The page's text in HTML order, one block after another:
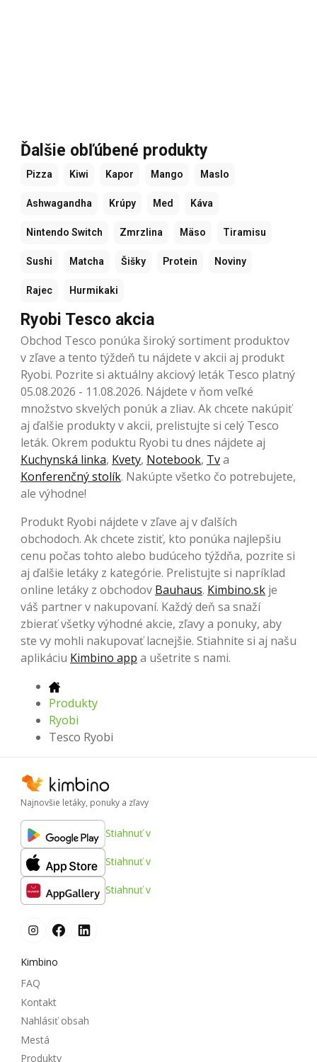
Ďalšie obľúbené produkty
Pizza Kiwi Kapor Mango Maslo
Ashwagandha Krúpy Med Káva
Nintendo Switch Zmrzlina Mäso Tiramisu
Sushi Matcha Šišky Protein Noviny
Rajec Hurmikaki
Ryobi Tesco akcia
Obchod Tesco ponúka široký sortiment produktov
v zľave a tento týždeň tu nájdete v akcii aj produkt
Ryobi. Pozrite si aktuálny akciový leták Tesco platný
05.08.2026 - 11.08.2026. Nájdete v ňom veľké
množstvo skvelých ponúk a zliav. Ak chcete nakúpiť
aj ďalšie produkty v akcii, prelistujte si celý Tesco
leták. Okrem poduktu Ryobi tu dnes nájdete aj
Kuchynská linka, Kvety, Notebook, Tva
Konferenčný stolík. Nakúpte všetko čo potrebujete,
ale výhodne!
Produkt Ryobi nájdete v zľave aj v ďalších
obchodoch. Ak chcete zistiť, kto ponúka najlepšiu
cenu počas tohto alebo budúceho týždňa, pozrite si
aj ďalšie letáky z kategórie. Prelistujte si napríklad
online letáky z obchodov Bauhaus. Kimbino.sk je
váš partner v nakupovaní. Každý deň sa snaží
zbierať všetky výhodné akcie, zľavy a ponuky, aby
ste vy mohli nakupovať lacnejšie. Stiahnite si aj našu
aplikáciu Kimbino app a ušetrite s nami.
Produkty
Ryobi
Tesco Ryobi
Najnovšie letáky, ponuky a zľavy
Stiahnuť v
Stiahnuť v
Stiahnuť v
Kimbino
FAQ
Kontakt
Nahlásiť obsah
Mestá
Produkty